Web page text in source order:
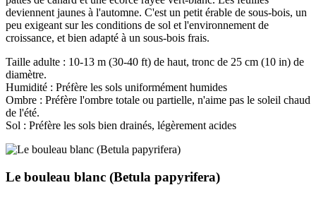
deviennent jaunes à l'automne. C'est un petit érable de sous-bois, un
peu exigeant sur les conditions de sol et l'environnement de
croissance, et bien adapté à un sous-bois frais.
Taille adulte : 10-13 m (30-40 ft) de haut, tronc de 25 cm (10 in) de
diamètre.
Humidité : Préfère les sols uniformément humides
Ombre : Préfère l'ombre totale ou partielle, n'aime pas le soleil chaud
de l'été.
Sol : Préfère les sols bien drainés, légèrement acides
Le bouleau blanc (Betula papyrifera)